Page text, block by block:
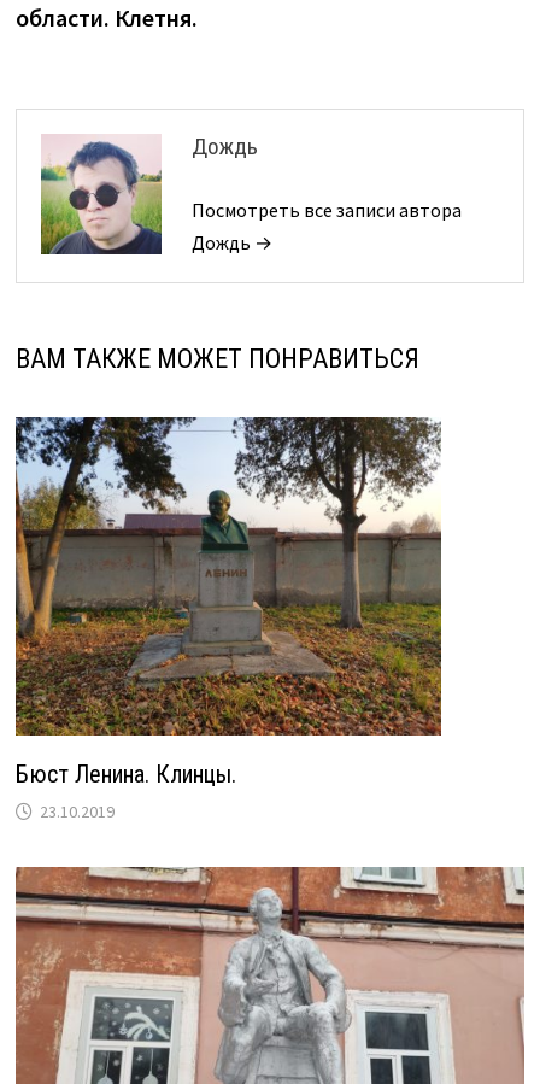
области. Клетня.
Дождь
Посмотреть все записи автора
Дождь →
ВАМ ТАКЖЕ МОЖЕТ ПОНРАВИТЬСЯ
Бюст Ленина. Клинцы.
23.10.2019